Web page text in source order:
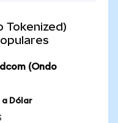
Tokenized)
(Ondo
a Dólar